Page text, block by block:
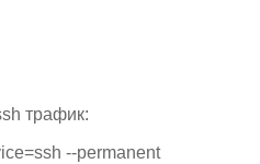
трафик:
--permanent